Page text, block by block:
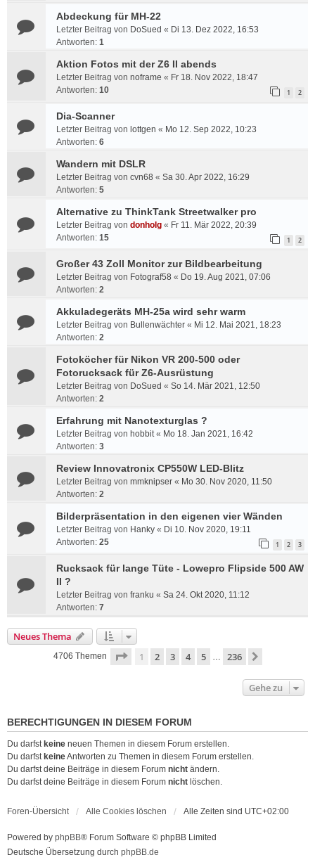
Abdeckung für MH-22
Letzter Beitrag von DoSued « Di 13. Dez 2022, 16:53
Antworten: 1
Aktion Fotos mit der Z6 II abends
Letzter Beitrag von noframe « Fr 18. Nov 2022, 18:47
Antworten: 10 1 2
Dia-Scanner
Letzter Beitrag von lottgen « Mo 12. Sep 2022, 10:23
Antworten: 6
Wandern mit DSLR
Letzter Beitrag von cvn68 « Sa 30. Apr 2022, 16:29
Antworten: 5
Alternative zu ThinkTank Streetwalker pro
Letzter Beitrag von donholg « Fr 11. Mär 2022, 20:39
Antworten: 15 1 2
Großer 43 Zoll Monitor zur Bildbearbeitung
Letzter Beitrag von Fotograf58 « Do 19. Aug 2021, 07:06
Antworten: 2
Akkuladegeräts MH-25a wird sehr warm
Letzter Beitrag von Bullenwächter « Mi 12. Mai 2021, 18:23
Antworten: 2
Fotoköcher für Nikon VR 200-500 oder
Fotorucksack für Z6-Ausrüstung
Letzter Beitrag von DoSued « So 14. Mär 2021, 12:50
Antworten: 2
Erfahrung mit Nanotexturglas ?
Letzter Beitrag von hobbit« Mo 18. Jan 2021, 16:42
Antworten: 3
Review Innovatronix CP550W LED-Blitz
Letzter Beitrag von mmknipser « Mo 30. Nov 2020, 11:50
Antworten: 2
Bilderpräsentation in den eigenen vier Wänden
Letzter Beitrag von Hanky « Di 10. Nov 2020, 19:11
Antworten: 25 1 2 3
Rucksack für lange Tüte - Lowepro Flipside 500 AW
II ?
Letzter Beitrag von franku « Sa 24. Okt 2020, 11:12
Antworten: 7
Neues Thema
4706 Themen Seite 1von 236
1 2 3 4 5 … 236
Gehe zu
BERECHTIGUNGEN IN DIESEM FORUM
Du darfst keine neuen Themen in diesem Forum erstellen.
Du darfst keineAntworten zu Themen in diesem Forum erstellen.
Du darfst deine Beiträge in diesem Forum nicht ändern.
Du darfst deine Beiträge in diesem Forum nicht löschen.
Foren-Übersicht Alle Cookies löschen Alle Zeiten sind UTC+02:00
Powered by phpBB® Forum Software © phpBB Limited
Deutsche Übersetzung durch phpBB.de